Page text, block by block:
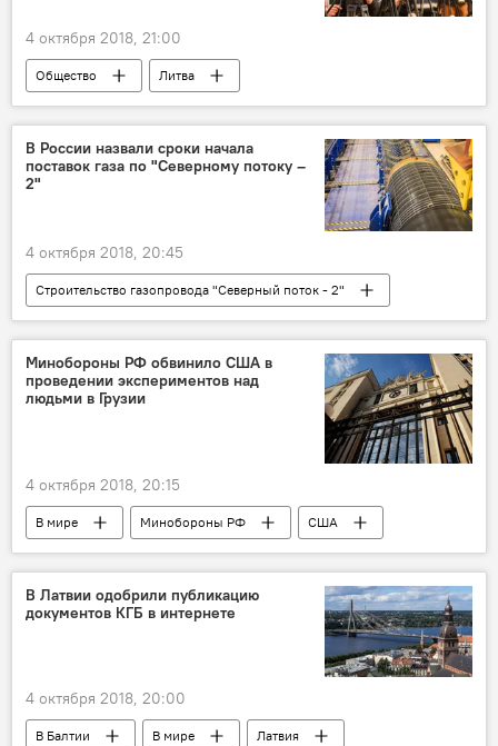
4 октября 2018, 21:00
Общество
Литва
Саулюс Сквернялис
Правительство Литвы
СМИ
В России назвали сроки начала
поставок газа по "Северному потоку –
2"
4 октября 2018, 20:45
Строительство газопровода "Северный поток - 2"
В мире
"Газпром"
"Северный поток – 2"
Минобороны РФ обвинило США в
проведении экспериментов над
людьми в Грузии
4 октября 2018, 20:15
В мире Минобороны РФ
США
Грузия
В Латвии одобрили публикацию
документов КГБ в интернете
4 октября 2018, 20:00
В Балтии В мире
Латвия